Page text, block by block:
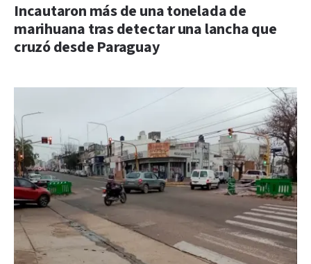
Incautaron más de una tonelada de
marihuana tras detectar una lancha que
cruzó desde Paraguay